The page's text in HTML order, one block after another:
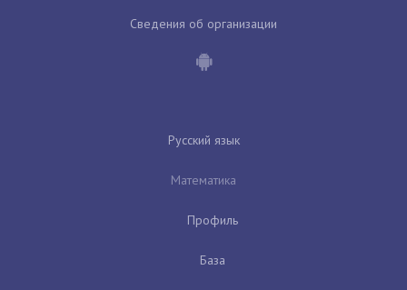
Сведения об организации
Русский язык
Математика
Профиль
База